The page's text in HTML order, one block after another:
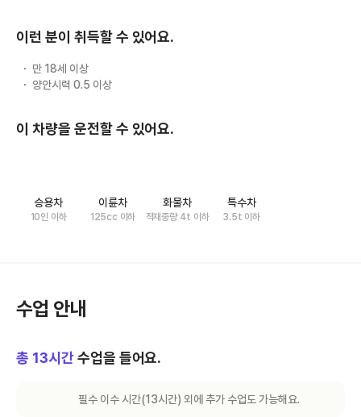
이런 분이 취득할 수 있어요.
만 18세 이상
양안시력 0.5 이상
이 차량을 운전할 수 있어요.
승용차
10인 이하
이륜차
125cc 이하
화물차
적재중량 4t 이하
특수차
3.5t 이하
수업 안내
총 13시간 수업을 들어요.
필수 이수 시간(13시간) 외에 추가 수업도 가능해요.